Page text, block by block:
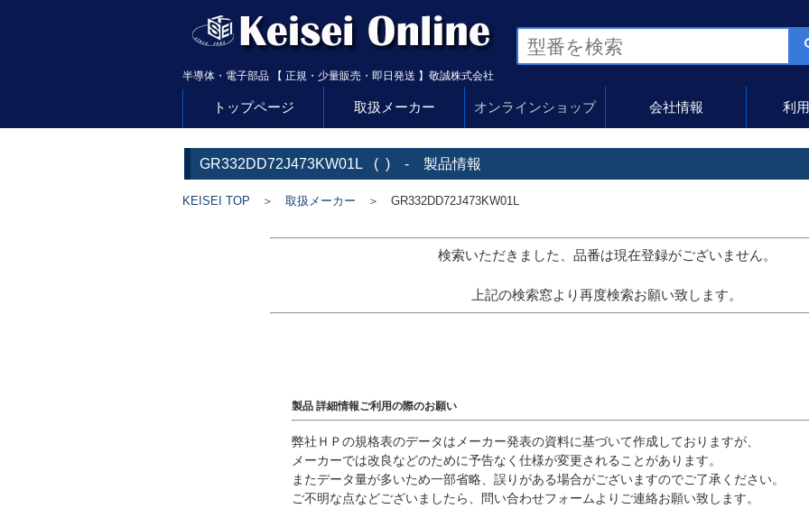
半導体・電子部品 【 正規・少量販売・即日発送 】敬誠株式会社
トップページ 取扱メーカー オンラインショップ 会社情報 利
GR332DD72J473KW01L ( ) - 製品情報
KEISEI TOP ＞ 取扱メーカー ＞ GR332DD72J473KW01L
検索いただきました、品番は現在登録がございません。
上記の検索窓より再度検索お願い致します。
製品 詳細情報ご利用の際のお願い
弊社ＨＰの規格表のデータはメーカー発表の資料に基づいて作成しておりますが、
メーカーでは改良などのために予告なく仕様が変更されることがあります。
またデータ量が多いため一部省略、誤りがある場合がございますのでご了承ください。
ご不明な点などございましたら、問い合わせフォームよりご連絡お願い致します。